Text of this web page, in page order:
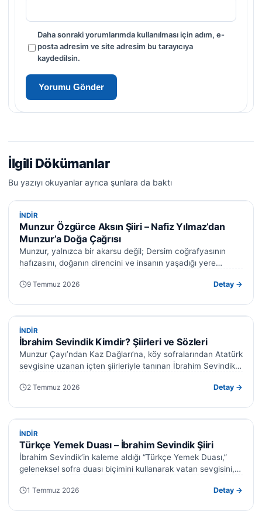
Daha sonraki yorumlarımda kullanılması için adım, e-
posta adresim ve site adresim bu tarayıcıya
kaydedilsin.
İlgili Dökümanlar
Bu yazıyı okuyanlar ayrıca şunlara da baktı
İNDIR
İNDIR
Munzur Özgürce Aksın Şiiri – Nafiz Yılmaz’dan
Munzur’a Doğa Çağrısı
Munzur, yalnızca bir akarsu değil; Dersim coğrafyasının
hafızasını, doğanın direncini ve insanın yaşadığı yere
9 Temmuz 2026 Detay →
İNDIR
İNDIR
İbrahim Sevindik Kimdir? Şiirleri ve Sözleri
Munzur Çayı’ndan Kaz Dağları’na, köy sofralarından Atatürk
sevgisine uzanan içten şiirleriyle tanınan İbrahim Sevindik;
2 Temmuz 2026 Detay →
İNDIR
İNDIR
Türkçe Yemek Duası – İbrahim Sevindik Şiiri
İbrahim Sevindik’in kaleme aldığı “Türkçe Yemek Duası,”
geleneksel sofra duası biçimini kullanarak vatan sevgisini,
1 Temmuz 2026 Detay →